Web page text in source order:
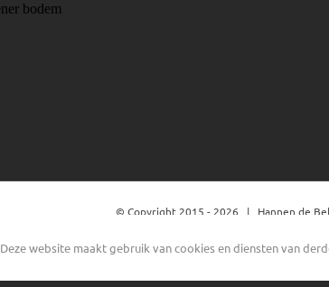
© Copyright 2015 - 2026 | Hannen de
Deze website maakt gebruik van cookies en diensten van